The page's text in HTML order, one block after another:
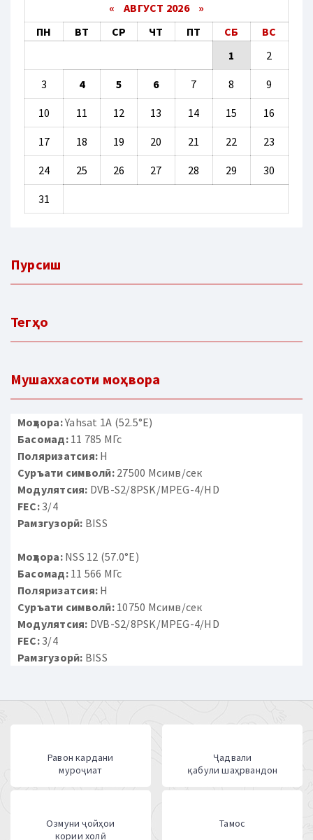
« АВГУСТ 2026 »
ПН
ВТ СР ЧТ ПТ СБ
ВС
1
2
3 4 5 6 7 8 9
10 11 12 13 14 15 16
17 18 19 20 21 22 23
24 25 26 27 28 29 30
31
Пурсиш
Тегҳо
Мушаххасоти моҳвора
Моҳвора:Yahsat 1A (52.5°E)
Басомад:11 785 МГс
Поляризатсия: H
Суръати символӣ:27500 Мсимв/сек
Модулятсия: DVB-S2/8PSK/MPEG-4/HD
FEC:3/4
Рамзгузорӣ: BISS
Моҳвора:NSS 12 (57.0°E)
Басомад:11 566 МГс
Поляризатсия: H
Суръати символӣ:10750 Мсимв/сек
Модулятсия: DVB-S2/8PSK/MPEG-4/HD
FEC:3/4
Рамзгузорӣ: BISS
Равон кардани
муроҷиат
Ҷадвали
қабули шаҳрвандон
Озмуни ҷойҳои
кории холӣ
Тамос